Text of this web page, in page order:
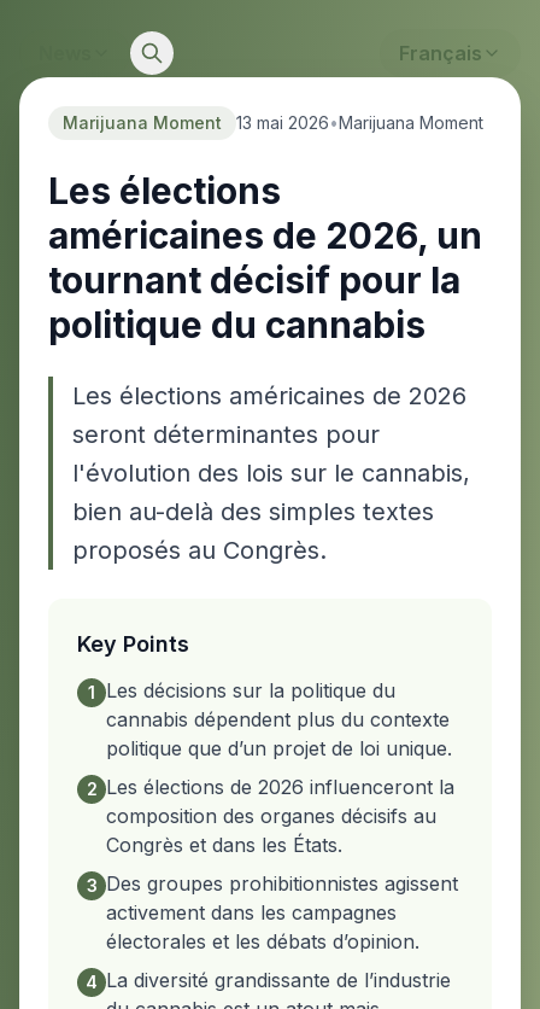
Français
Marijuana Moment 13 mai 2026•Marijuana Moment
Les élections
américaines de 2026, un
tournant décisif pour la
politique du cannabis
Les élections américaines de 2026
seront déterminantes pour
l'évolution des lois sur le cannabis,
bien au-delà des simples textes
proposés au Congrès.
Key Points
1
Les décisions sur la politique du
cannabis dépendent plus du contexte
politique que d’un projet de loi unique.
2 Les élections de 2026 influenceront la
composition des organes décisifs au
Congrès et dans les États.
3 Des groupes prohibitionnistes agissent
activement dans les campagnes
électorales et les débats d’opinion.
4 La diversité grandissante de l’industrie